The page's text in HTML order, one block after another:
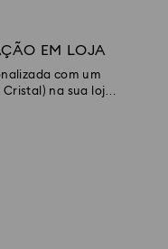
EM LOJA
com um
na sua loja